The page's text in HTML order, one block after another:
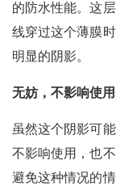
的防水性能。这
线穿过这个薄膜
明显的阴影。
无妨，不影响使用
虽然这个阴影可
不影响使用，也
避免这种情况的